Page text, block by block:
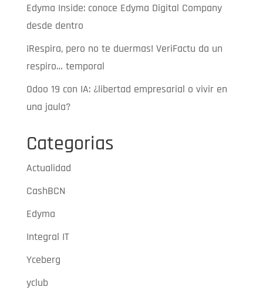
Edyma Inside: conoce Edyma Digital Company
desde dentro
¡Respira, pero no te duermas! VeriFactu da un
respiro… temporal
Odoo 19 con IA: ¿libertad empresarial o vivir en
una jaula?
Categorias
Actualidad
CashBCN
Edyma
Integral IT
Yceberg
yclub